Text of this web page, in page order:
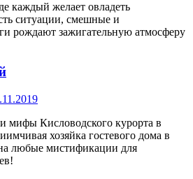
каждый желает овладеть
ситуации, смешные и
рождают зажигательную атмосферу
мифы Кисловодского курорта в
хозяйка гостевого дома в
любые мистификации для